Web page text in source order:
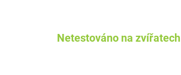
Netestováno na zvířatech